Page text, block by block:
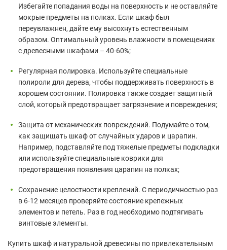
Избегайте попадания воды на поверхность и не оставляйте
мокрые предметы на полках. Если шкаф был
переувлажнен, дайте ему высохнуть естественным
образом. Оптимальный уровень влажности в помещениях
с древесными шкафами – 40-60%;
Регулярная полировка. Используйте специальные
полироли для дерева, чтобы поддерживать поверхность в
хорошем состоянии. Полировка также создает защитный
слой, который предотвращает загрязнение и повреждения;
Защита от механических повреждений. Подумайте о том,
как защищать шкаф от случайных ударов и царапин.
Например, подставляйте под тяжелые предметы подкладки
или используйте специальные коврики для
предотвращения появления царапин на полках;
Сохранение целостности креплений. С периодичностью раз
в 6-12 месяцев проверяйте состояние крепежных
элементов и петель. Раз в год необходимо подтягивать
винтовые элементы.
Купить шкаф и натуральной древесины по привлекательным